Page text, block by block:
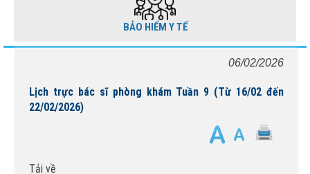
BẢO HIỂM Y TẾ
06/02/2026
Lịch trực bác sĩ phòng khám Tuần 9 (Từ 16/02 đến
22/02/2026)
Tải về